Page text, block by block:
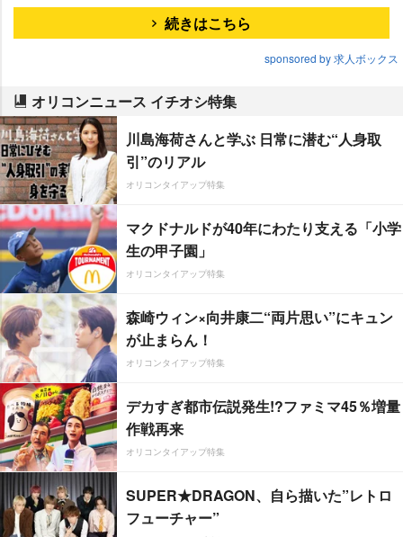
続きはこちら
sponsored by 求人ボックス
オリコンニュース イチオシ特集
川島海荷さんと学ぶ 日常に潜む“人身取
引”のリアル
オリコンタイアップ特集
マクドナルドが40年にわたり支える「小学
生の甲子園」
オリコンタイアップ特集
森崎ウィン×向井康二“両片思い”にキュン
が止まらん！
オリコンタイアップ特集
デカすぎ都市伝説発生!?ファミマ45％増量
作戦再来
オリコンタイアップ特集
SUPER★DRAGON、自ら描いた”レトロ
フューチャー”